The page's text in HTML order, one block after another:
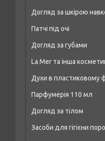
Догляд за шкірою
Патчі під очі
Догляд за губами
La Mer та інша
Духи в пластиковому
Чоловічі парфуми
Жіночі парфуми
Унісекс-парфуми
Парфумерія 110 мл
Чоловіча
Парфумерія унісекс
Догляд за тілом
Засоби для душу та
Засоби для гігієни